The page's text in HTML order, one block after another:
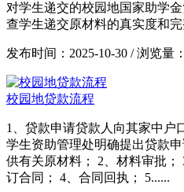
对学生递交的校园地国家助学
查学生递交原材料的真实度和完
发布时间：2025-10-30 / 浏览量
校园地贷款流程
1、贷款申请贷款人向其家中户
学生资助管理处明确提出贷款
供有关原材料； 2、材料审批
订合同； 4、合同回执； 5......